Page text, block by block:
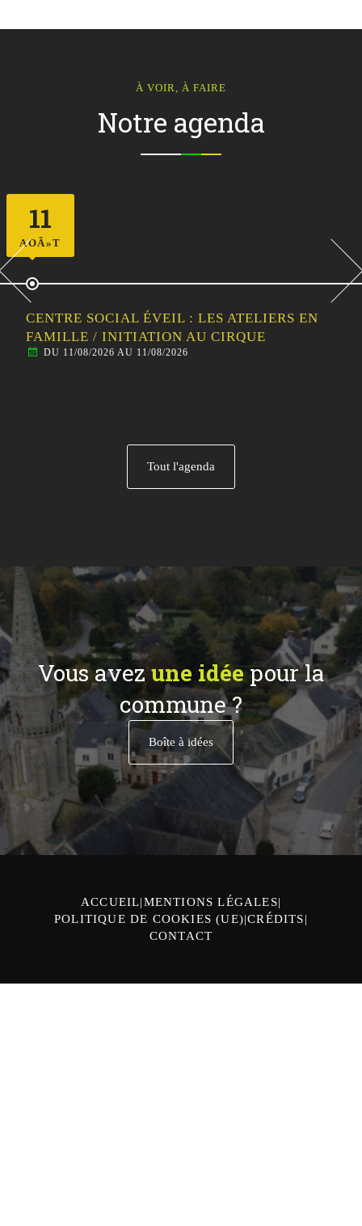
À VOIR, À FAIRE
Notre agenda
11
AOÃ»T
CENTRE SOCIAL ÉVEIL : LES ATELIERS EN
FAMILLE / INITIATION AU CIRQUE
DU 11/08/2026 AU 11/08/2026
Tout l'agenda
Vous avezune idéepour la
commune ?
Boîte à idées
ACCUEIL MENTIONS LÉGALES
POLITIQUE DE COOKIES (UE) CRÉDITS
CONTACT